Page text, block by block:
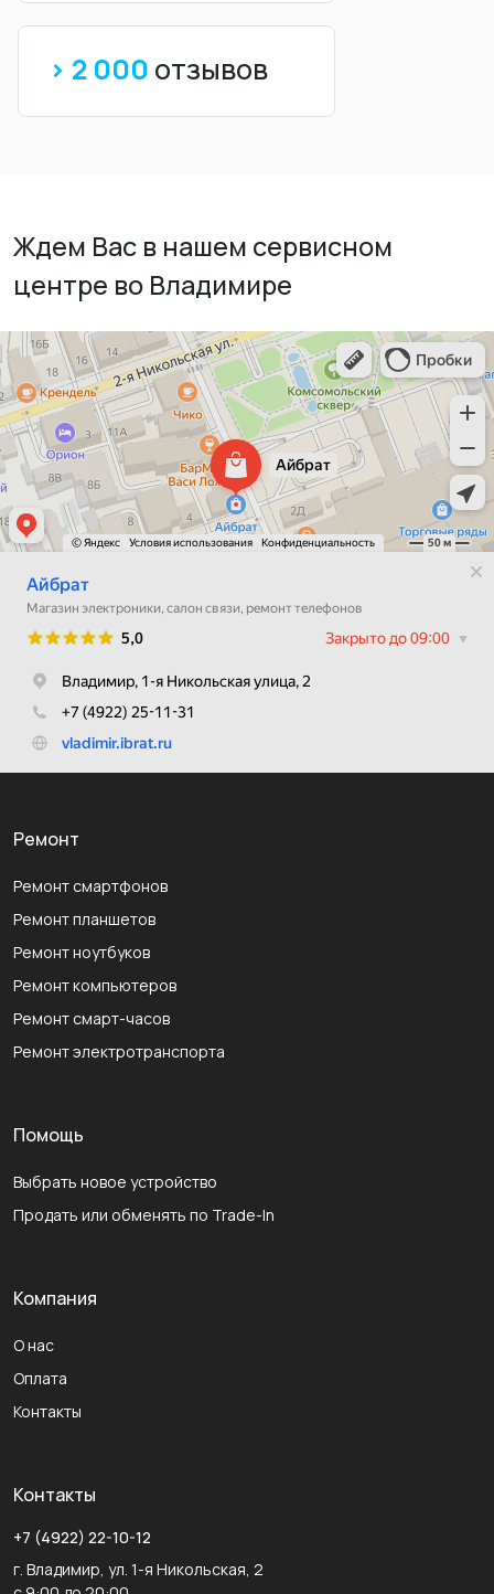
> 2 000 отзывов
Ждем Вас в нашем сервисном
центре во Владимире
Ремонт
Ремонт смартфонов
Ремонт планшетов
Ремонт ноутбуков
Ремонт компьютеров
Ремонт смарт-часов
Ремонт электротранспорта
Помощь
Выбрать новое устройство
Продать или обменять по Trade-In
Компания
О нас
Оплата
Контакты
Контакты
+7 (4922) 22-10-12
г. Владимир, ул. 1-я Никольская, 2